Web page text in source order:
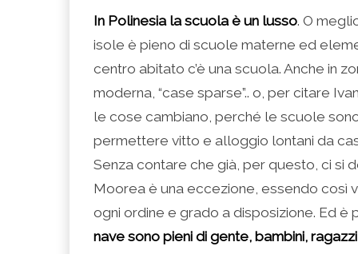
In Polinesia la scuola è un lusso. O
isole è pieno di scuole materne ed
centro abitato c’è una scuola. Anche in
moderna, “case sparse”.. o, per citare
le cose cambiano, perché le scuole
permettere vitto e alloggio lontani da
Senza contare che già, per questo, ci si
Moorea è una eccezione, essendo così
ogni ordine e grado a disposizione. Ed è
nave sono pieni di gente, bambini,